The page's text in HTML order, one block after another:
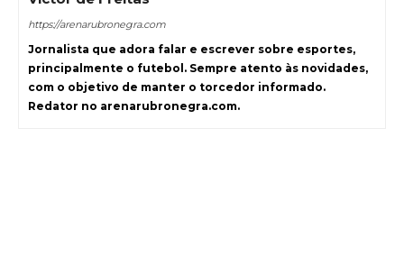
https://arenarubronegra.com
Jornalista que adora falar e escrever sobre esportes,
principalmente o futebol. Sempre atento às novidades,
com o objetivo de manter o torcedor informado.
Redator no arenarubronegra.com.